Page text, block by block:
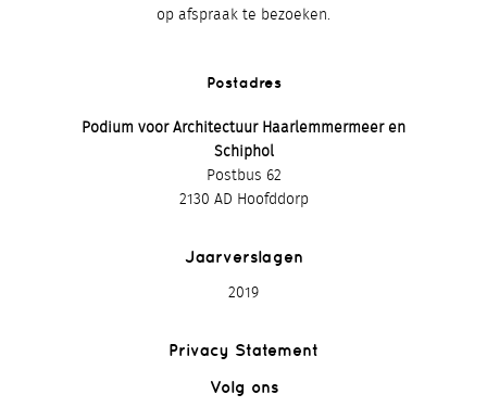
op afspraak te bezoeken.
Postadres
Podium voor Architectuur Haarlemmermeer en
Schiphol
Postbus 62
2130 AD Hoofddorp
Jaarverslagen
2019
Privacy Statement
Volg ons